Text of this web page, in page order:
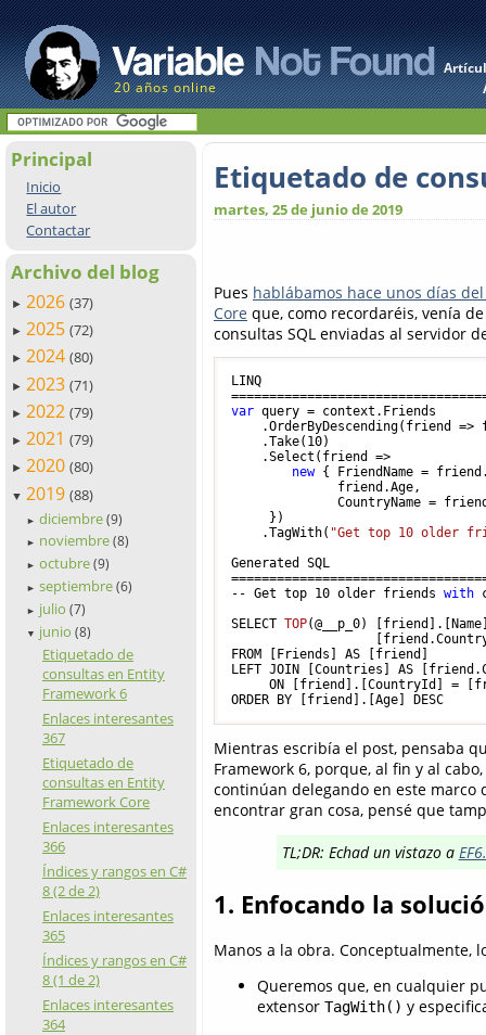
20 años online
Principal
Inicio
El autor
Contactar
Archivo del blog
► 2026 (37)
► 2025 (72)
► 2024 (80)
► 2023 (71)
► 2022 (79)
► 2021 (79)
► 2020 (80)
▼ 2019 (88)
► diciembre (9)
► noviembre (8)
► octubre (9)
► septiembre (6)
► julio (7)
▼ junio (8)
Etiquetado de
consultas en Entity
Framework 6
Enlaces interesantes
367
Etiquetado de
consultas en Entity
Framework Core
Enlaces interesantes
366
Índices y rangos en C#
8 (2 de 2)
Enlaces interesantes
365
Índices y rangos en C#
8 (1 de 2)
Enlaces interesantes
364
Etiquetado de
martes, 25 de junio de 2019
Pues hablábamos hace unos días
Core que, como recordaréis, venía
consultas SQL enviadas al servidor
LINQ
var query = context.Friends
.OrderByDescending(friend =>
    .Take(
10)
    .Select(friend =>
new { FriendName =
              friend.Age,
CountryName =
     })
    .TagWith(
"Get top 10 older
Generated SQL
-- Get top 10 older friends with
SELECT TOP(@__p_0)
FROM [Friends] AS [friend]
LEFT JOIN [Countries] AS
     ON [friend].[CountryId]
=
ORDER BY [friend].[Age] DESC
Mientras escribía el post, pensaba
Framework 6, porque, al fin y al
continúan delegando en este marco
encontrar gran cosa, pensé que
TL;DR: Echad un vistazo a
1. Enfocando la
Manos a la obra. Conceptualmente,
Queremos que, en cualquier
extensor TagWith() y